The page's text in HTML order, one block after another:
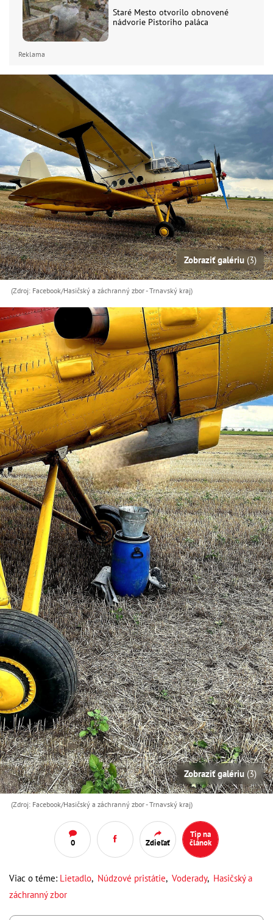
Staré Mesto otvorilo obnovené
nádvorie Pistoriho paláca
Reklama
Zobraziť galériu (3)
(Zdroj: Facebook/Hasičský a záchranný zbor - Trnavský kraj)
Zobraziť galériu (3)
(Zdroj: Facebook/Hasičský a záchranný zbor - Trnavský kraj)
0 Zdieľať
Tip na
článok
Viac o téme: Lietadlo, Núdzové pristátie, Voderady, Hasičský a
záchranný zbor